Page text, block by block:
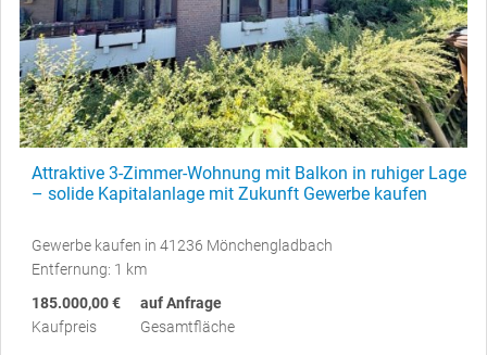
Attraktive 3-Zimmer-Wohnung mit Balkon in ruhiger Lage
– solide Kapitalanlage mit Zukunft Gewerbe kaufen
Gewerbe kaufen in 41236 Mönchengladbach
Entfernung: 1 km
185.000,00 €
Kaufpreis
auf Anfrage
Gesamtfläche